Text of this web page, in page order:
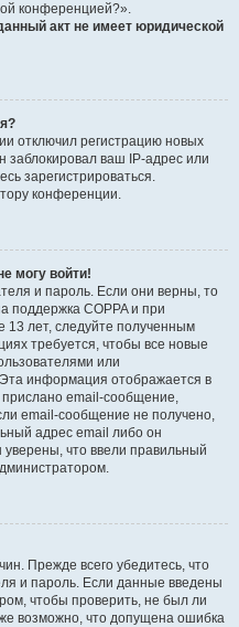
конференцией?».
акт не имеет юридической
отключил регистрацию новых
заблокировал ваш IP-адрес или
зарегистрироваться.
конференции.
могу войти!
и пароль. Если они верны, то
поддержка COPPA и при
13 лет, следуйте полученным
требуется, чтобы все новые
или
информация отображается в
email-сообщение,
email-сообщение не получено,
адрес email либо он
что ввели правильный
Прежде всего убедитесь, что
и пароль. Если данные введены
чтобы проверить, не был ли
возможно, что допущена ошибка